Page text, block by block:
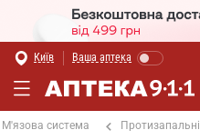
Київ Ваша аптека
М'язова система Протизапальні